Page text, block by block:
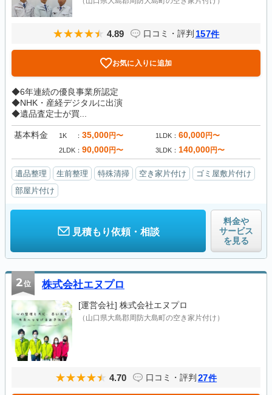
4.89 口コミ・評判 157件
お気に入りに追加
◆6年連続の優良事業所認定
◆NHK・産経デジタルに出演
◆遺品査定士が買...
基本料金 1K 35,000円〜 1LDK 60,000円〜
2LDK 90,000円〜 3LDK 140,000円〜
遺品整理 生前整理 特殊清掃 空き家片付け
ゴミ屋敷片付け
部屋片付け
見積もり依頼・相談
料金や
サービス
を見る
2位 株式会社エヌプロ
[運営会社] 株式会社エヌプロ
（山口県大島郡周防大島町の空き家片付け）
4.70 口コミ・評判 27件